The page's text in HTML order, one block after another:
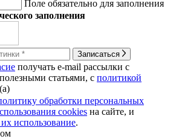
Поле обязательно для заполнения
заполнения
Записаться
получать e-mail рассылки с
статьями, с политикой
обработки персональных
cookies на сайте, и
использование.